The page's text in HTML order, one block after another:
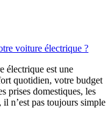
voiture électrique ?
électrique est une
quotidien, votre budget
prises domestiques, les
n’est pas toujours simple